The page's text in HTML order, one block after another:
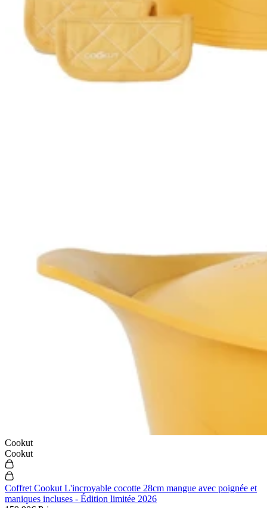
Cookut
Cookut
Coffret Cookut L'incroyable cocotte 28cm mangue avec poignée et
maniques incluses - Édition limitée 2026